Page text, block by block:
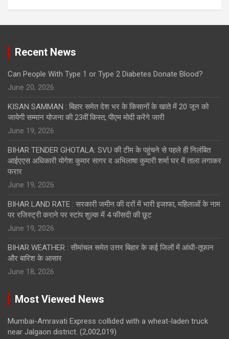
Recent News
Can People With Type 1 or Type 2 Diabetes Donate Blood?
June 20, 2026
KISAN SAMMAN : बिहार समेत देश भर के किसानों के खाते में 20 जून को
जायेगी सम्मान योजना की 23वीं किस्त, पीएम मोदी करेंगे जारी
June 19, 2026
BIHAR TENDER GHOTALA: SVU की टीम के पहुंचने से पहले ही निलंबित
आईएएस अधिकारी योगेश कुमार सागर व अभिलाषा कुमारी शर्मा घर में ताला लगाकर
फरार
June 19, 2026
BIHAR LAND RATE : सरकारी जमीन की दरों में भारी इजाफा, महिलाओं के नाम
पर रजिस्ट्री कराने पर स्टांप शुल्क में 4 फीसदी की छूट
June 19, 2026
BIHAR WEATHER : सीमांचल समेत उत्तर बिहार के कई जिलों में आंधी-तूफान
और बारिश के आसार
June 18, 2026
Most Viewed News
Mumbai-Amravati Express collided with a wheat-laden truck
near Jalgaon district. (2,002,019)